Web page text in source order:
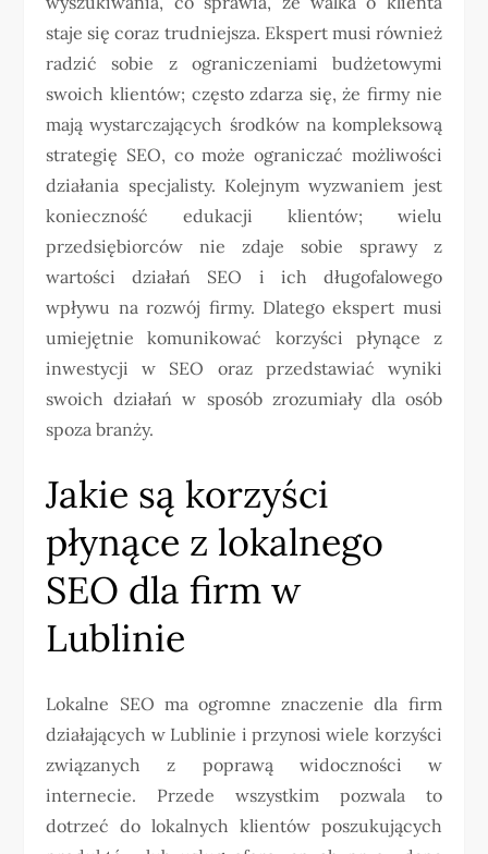
staje się coraz trudniejsza. Ekspert musi również
radzić sobie z ograniczeniami budżetowymi
swoich klientów; często zdarza się, że firmy nie
mają wystarczających środków na kompleksową
strategię SEO, co może ograniczać możliwości
działania specjalisty. Kolejnym wyzwaniem jest
konieczność edukacji klientów; wielu
przedsiębiorców nie zdaje sobie sprawy z
wartości działań SEO i ich długofalowego
wpływu na rozwój firmy. Dlatego ekspert musi
umiejętnie komunikować korzyści płynące z
inwestycji w SEO oraz przedstawiać wyniki
swoich działań w sposób zrozumiały dla osób
spoza branży.
Jakie są korzyści
płynące z lokalnego
SEO dla firm w
Lublinie
Lokalne SEO ma ogromne znaczenie dla firm
działających w Lublinie i przynosi wiele korzyści
związanych z poprawą widoczności w
internecie. Przede wszystkim pozwala to
dotrzeć do lokalnych klientów poszukujących